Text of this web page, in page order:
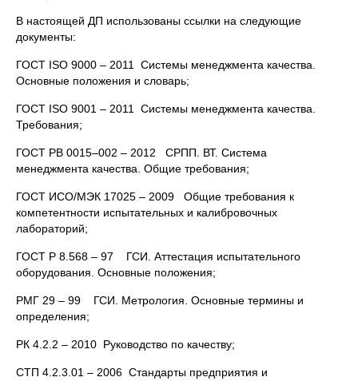
В настоящей ДП использованы ссылки на следующие
документы:
ГОСТ ISO 9000 – 2011 Системы менеджмента качества.
Основные положения и словарь;
ГОСТ ISO 9001 – 2011 Системы менеджмента качества.
Требования;
ГОСТ РВ 0015–002 – 2012 СРПП. ВТ. Система
менеджмента качества. Общие требования;
ГОСТ ИСО/МЭК 17025 – 2009 Общие требования к
компетентности испытательных и калибровочных
лабораторий;
ГОСТ Р 8.568 – 97 ГСИ. Аттестация испытательного
оборудования. Основные положения;
РМГ 29 – 99 ГСИ. Метрология. Основные термины и
определения;
РК 4.2.2 – 2010 Руководство по качеству;
СТП 4.2.3.01 – 2006 Стандарты предприятия и